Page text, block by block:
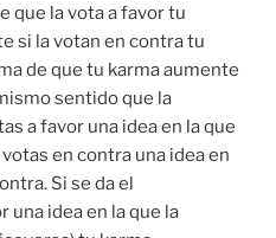
que la vota a favor tu
si la votan en contra tu
de que tu karma aumente
sentido que la
a favor una idea en la que
en contra una idea en
Si se da el
una idea en la que la